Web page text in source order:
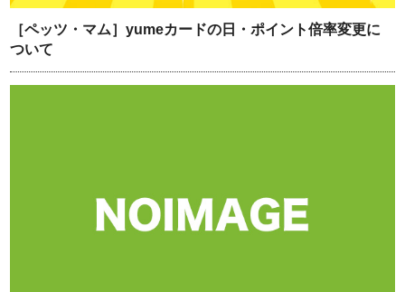
［ペッツ・マム］yumeカードの日・ポイント倍率変更に
ついて